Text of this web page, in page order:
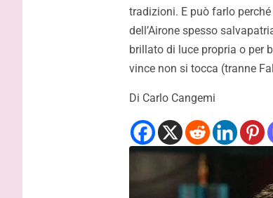
tradizioni. E può farlo
dell’Airone spesso
brillato di luce propria o per
vince non si tocca (tranne
Di Carlo Cangemi